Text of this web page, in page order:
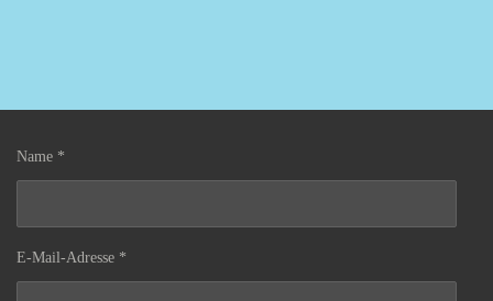
Name *
E-Mail-Adresse *